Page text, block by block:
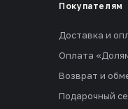
Покупателям
Доставка и
Оплата
Возврат и
Подарочный